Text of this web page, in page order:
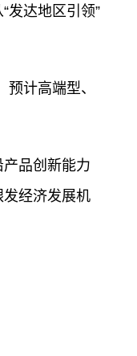
发达地区引领”
计高端型、
品创新能力
经济发展机